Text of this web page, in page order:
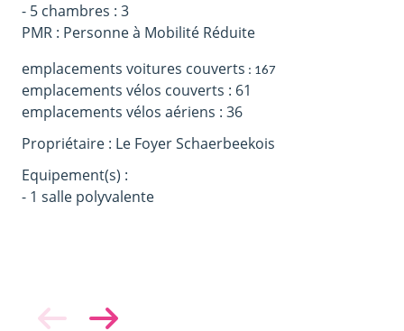
- 5 chambres : 3
PMR : Personne à Mobilité Réduite
emplacements voitures couverts : 167
emplacements vélos couverts : 61
emplacements vélos aériens : 36
Propriétaire : Le Foyer Schaerbeekois
Equipement(s) :
- 1 salle polyvalente